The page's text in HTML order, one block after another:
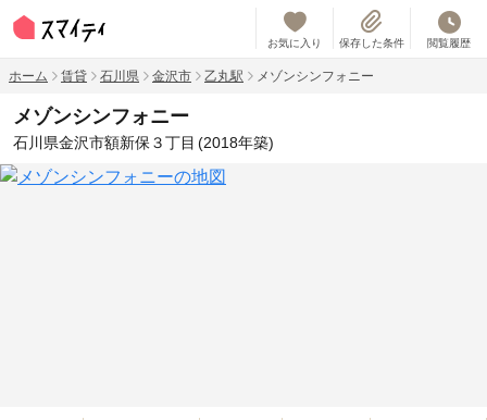
お気に入り 保存した条件 閲覧履歴
ホーム 賃貸 石川県 金沢市 乙丸駅 メゾンシンフォニー
メゾンシンフォニー
石川県金沢市額新保３丁目 (2018年築)